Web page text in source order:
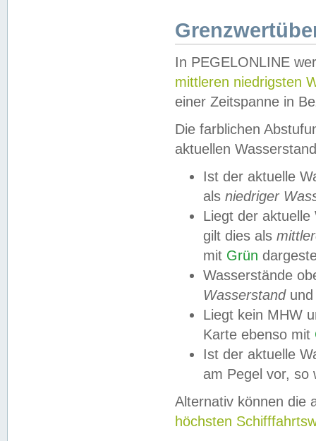
In PEGELONLINE
mittleren niedrigsten
einer Zeitspanne in
Die farblichen
aktuellen
Ist der aktuelle
als niedriger
Liegt der
gilt dies als
mit Grün
Wasserstände
Wasserstandund
Liegt kein MHW
Karte ebenso mit
Ist der aktuelle
am Pegel vor,
Alternativ können die
höchsten